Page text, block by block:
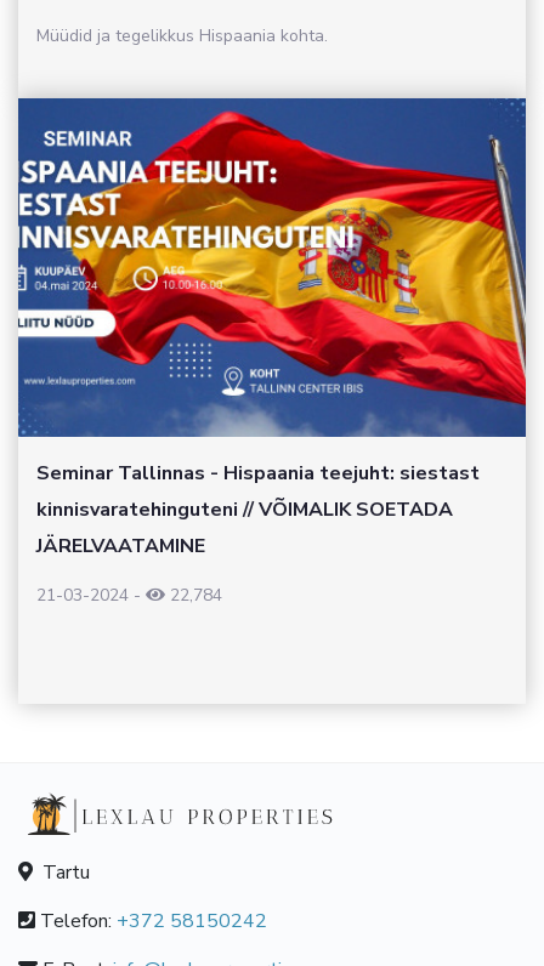
Müüdid ja tegelikkus Hispaania kohta.
Seminar Tallinnas - Hispaania teejuht: siestast
kinnisvaratehinguteni // VÕIMALIK SOETADA
JÄRELVAATAMINE
21-03-2024 - 22,784
Tartu
Telefon: +372 58150242